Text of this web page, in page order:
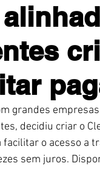
grandes
decidiu criar o
o acesso a
sem juros.